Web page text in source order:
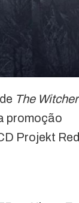
The Witcher
promoção
Projekt Red